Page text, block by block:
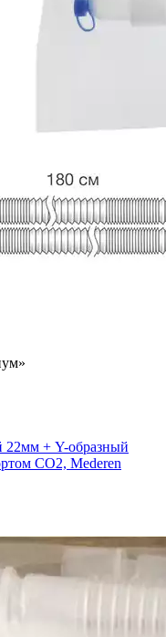
22мм + Y-образный
СО2, Mederen